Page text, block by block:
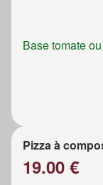
Base tomate
Pizza à
19.00 €